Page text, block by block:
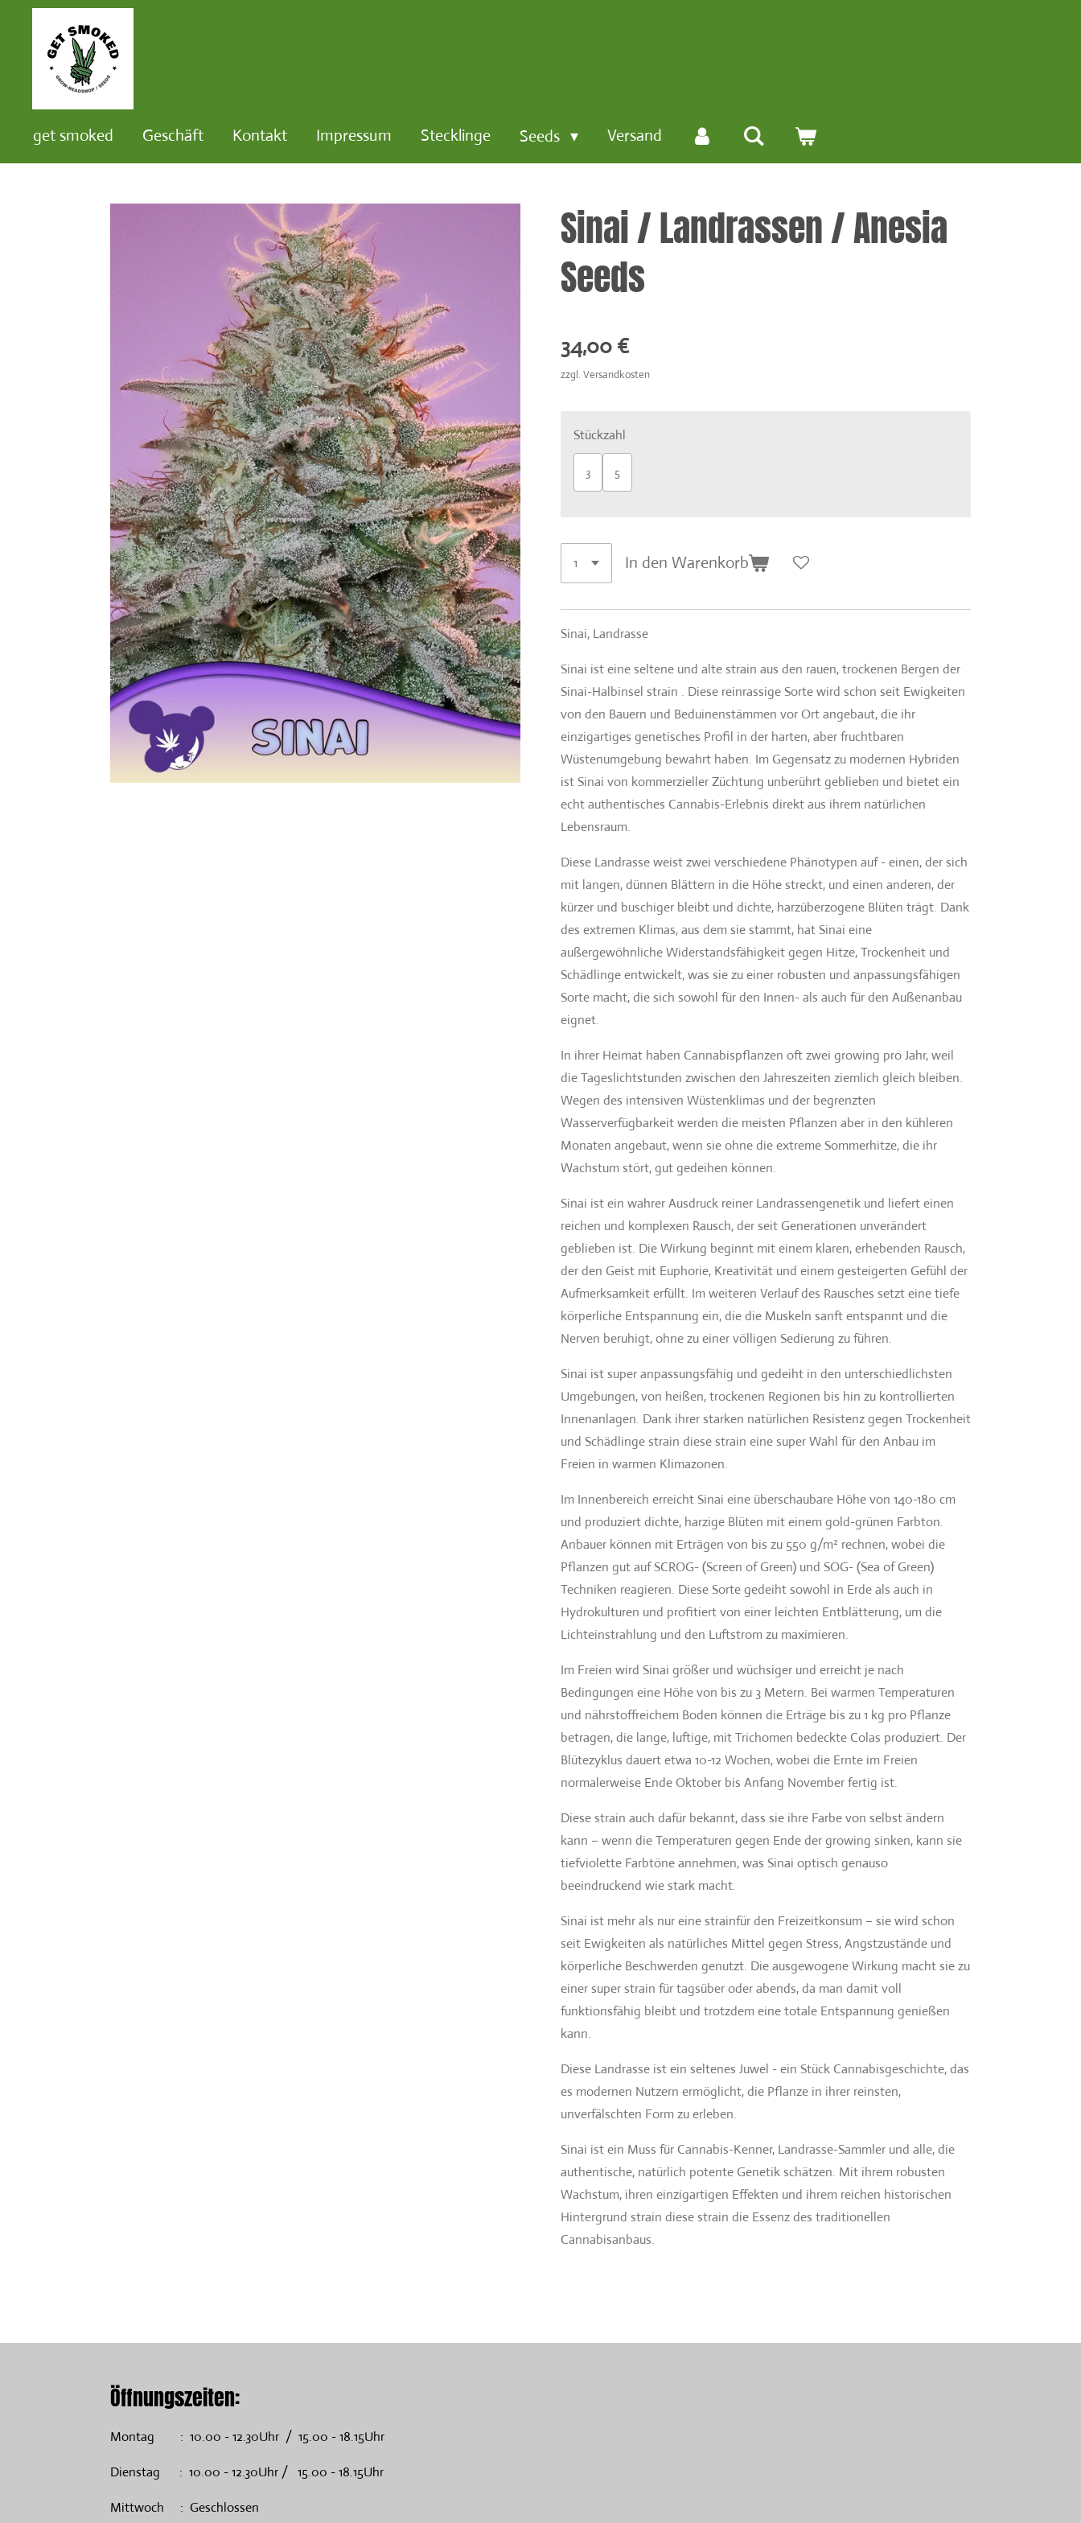
Hauptinhalt
springen
get smoked Geschäft Kontakt Impressum Stecklinge Seeds Versand
Sinai / Landrassen / Anesia
Seeds
34,00 €
zzgl. Versandkosten
Stückzahl
3 5
In den Warenkorb
Sinai, Landrasse
Sinai ist eine seltene und alte strain aus den rauen, trockenen Bergen der
Sinai-Halbinsel strain . Diese reinrassige Sorte wird schon seit Ewigkeiten
von den Bauern und Beduinenstämmen vor Ort angebaut, die ihr
einzigartiges genetisches Profil in der harten, aber fruchtbaren
Wüstenumgebung bewahrt haben. Im Gegensatz zu modernen Hybriden
ist Sinai von kommerzieller Züchtung unberührt geblieben und bietet ein
echt authentisches Cannabis-Erlebnis direkt aus ihrem natürlichen
Lebensraum.
Diese Landrasse weist zwei verschiedene Phänotypen auf - einen, der sich
mit langen, dünnen Blättern in die Höhe streckt, und einen anderen, der
kürzer und buschiger bleibt und dichte, harzüberzogene Blüten trägt. Dank
des extremen Klimas, aus dem sie stammt, hat Sinai eine
außergewöhnliche Widerstandsfähigkeit gegen Hitze, Trockenheit und
Schädlinge entwickelt, was sie zu einer robusten und anpassungsfähigen
Sorte macht, die sich sowohl für den Innen- als auch für den Außenanbau
eignet.
In ihrer Heimat haben Cannabispflanzen oft zwei growing pro Jahr, weil
die Tageslichtstunden zwischen den Jahreszeiten ziemlich gleich bleiben.
Wegen des intensiven Wüstenklimas und der begrenzten
Wasserverfügbarkeit werden die meisten Pflanzen aber in den kühleren
Monaten angebaut, wenn sie ohne die extreme Sommerhitze, die ihr
Wachstum stört, gut gedeihen können.
Sinai ist ein wahrer Ausdruck reiner Landrassengenetik und liefert einen
reichen und komplexen Rausch, der seit Generationen unverändert
geblieben ist. Die Wirkung beginnt mit einem klaren, erhebenden Rausch,
der den Geist mit Euphorie, Kreativität und einem gesteigerten Gefühl der
Aufmerksamkeit erfüllt. Im weiteren Verlauf des Rausches setzt eine tiefe
körperliche Entspannung ein, die die Muskeln sanft entspannt und die
Nerven beruhigt, ohne zu einer völligen Sedierung zu führen.
Sinai ist super anpassungsfähig und gedeiht in den unterschiedlichsten
Umgebungen, von heißen, trockenen Regionen bis hin zu kontrollierten
Innenanlagen. Dank ihrer starken natürlichen Resistenz gegen Trockenheit
und Schädlinge strain diese strain eine super Wahl für den Anbau im
Freien in warmen Klimazonen.
Im Innenbereich erreicht Sinai eine überschaubare Höhe von 140-180 cm
und produziert dichte, harzige Blüten mit einem gold-grünen Farbton.
Anbauer können mit Erträgen von bis zu 550 g/m² rechnen, wobei die
Pflanzen gut auf SCROG- (Screen of Green) und SOG- (Sea of Green)
Techniken reagieren. Diese Sorte gedeiht sowohl in Erde als auch in
Hydrokulturen und profitiert von einer leichten Entblätterung, um die
Lichteinstrahlung und den Luftstrom zu maximieren.
Im Freien wird Sinai größer und wüchsiger und erreicht je nach
Bedingungen eine Höhe von bis zu 3 Metern. Bei warmen Temperaturen
und nährstoffreichem Boden können die Erträge bis zu 1 kg pro Pflanze
betragen, die lange, luftige, mit Trichomen bedeckte Colas produziert. Der
Blütezyklus dauert etwa 10-12 Wochen, wobei die Ernte im Freien
normalerweise Ende Oktober bis Anfang November fertig ist.
Diese strain auch dafür bekannt, dass sie ihre Farbe von selbst ändern
kann – wenn die Temperaturen gegen Ende der growing sinken, kann sie
tiefviolette Farbtöne annehmen, was Sinai optisch genauso
beeindruckend wie stark macht.
Sinai ist mehr als nur eine strainfür den Freizeitkonsum – sie wird schon
seit Ewigkeiten als natürliches Mittel gegen Stress, Angstzustände und
körperliche Beschwerden genutzt. Die ausgewogene Wirkung macht sie zu
einer super strain für tagsüber oder abends, da man damit voll
funktionsfähig bleibt und trotzdem eine totale Entspannung genießen
kann.
Diese Landrasse ist ein seltenes Juwel - ein Stück Cannabisgeschichte, das
es modernen Nutzern ermöglicht, die Pflanze in ihrer reinsten,
unverfälschten Form zu erleben.
Sinai ist ein Muss für Cannabis-Kenner, Landrasse-Sammler und alle, die
authentische, natürlich potente Genetik schätzen. Mit ihrem robusten
Wachstum, ihren einzigartigen Effekten und ihrem reichen historischen
Hintergrund strain diese strain die Essenz des traditionellen
Cannabisanbaus.
Öffnungszeiten:
Montag : 10.00 - 12.30Uhr / 15.00 - 18.15Uhr
Dienstag : 10.00 - 12.30Uhr / 15.00 - 18.15Uhr
Mittwoch : Geschlossen